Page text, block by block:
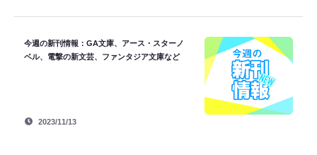
今週の新刊情報：GA文庫、アース・スターノ
ベル、電撃の新文芸、ファンタジア文庫など
2023/11/13